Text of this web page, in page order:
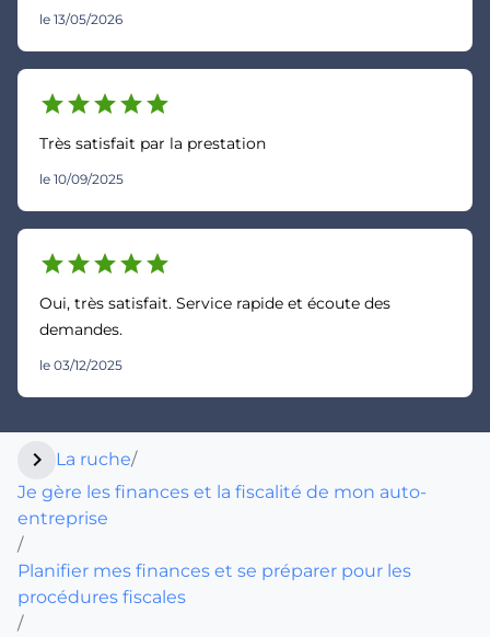
le 13/05/2026
starstarstarstarstar
Très satisfait par la prestation
le 10/09/2025
starstarstarstarstar
Oui, très satisfait. Service rapide et écoute des
demandes.
le 03/12/2025
chevron_right La ruche/
Je gère les finances et la fiscalité de mon auto-
entreprise
/
Planifier mes finances et se préparer pour les
procédures fiscales
/